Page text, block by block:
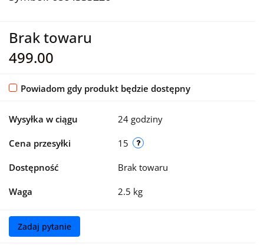
Brak towaru
499.00
Powiadom gdy produkt będzie dostępny
Wysyłka w ciągu 24 godziny
Cena przesyłki 15
Dostępność Brak towaru
Waga 2.5 kg
Zadaj pytanie